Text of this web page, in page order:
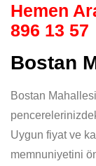
Hemen
896 13 57
Bostan
Bostan
Uygun fiyat ve
memnuniyetini